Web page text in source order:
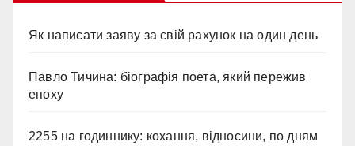
Як написати заяву за свій рахунок на один день
Павло Тичина: біографія поета, який пережив
епоху
2255 на годиннику: кохання, відносини, по дням